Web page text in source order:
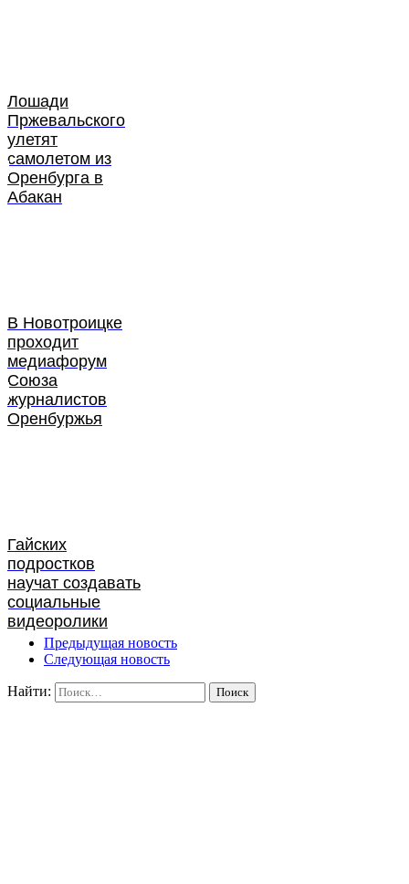
Лошади
Пржевальского
улетят
самолетом из
Оренбурга в
Абакан
В Новотроицке
проходит
медиафорум
Союза
журналистов
Оренбуржья
Гайских
подростков
научат создавать
социальные
видеоролики
Предыдущая новость
Следующая новость
Найти: